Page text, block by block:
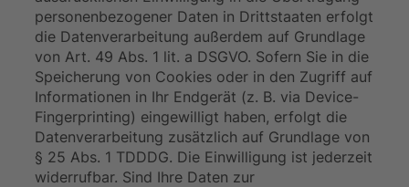
personenbezogener Daten in Drittstaaten erfolgt
die Datenverarbeitung außerdem auf Grundlage
von Art. 49 Abs. 1 lit. a DSGVO. Sofern Sie in die
Speicherung von Cookies oder in den Zugriff auf
Informationen in Ihr Endgerät (z. B. via Device-
Fingerprinting) eingewilligt haben, erfolgt die
Datenverarbeitung zusätzlich auf Grundlage von
§ 25 Abs. 1 TDDDG. Die Einwilligung ist jederzeit
widerrufbar. Sind Ihre Daten zur